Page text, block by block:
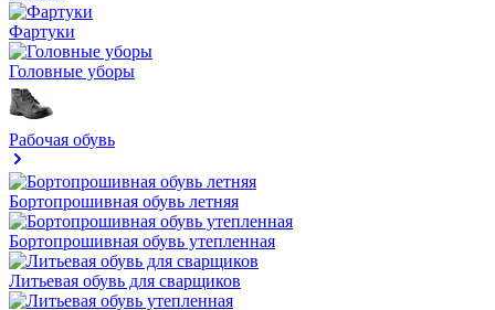
Фартуки
Головные уборы
Рабочая обувь
Бортопрошивная обувь летняя
Бортопрошивная обувь утепленная
Литьевая обувь для сварщиков